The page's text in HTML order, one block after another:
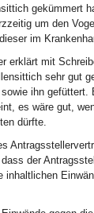
gekümmert
um den
im
erklärt mit
sehr gut
ihn gefüttert.
es wäre gut,
dürfte.
der
inhaltlichen